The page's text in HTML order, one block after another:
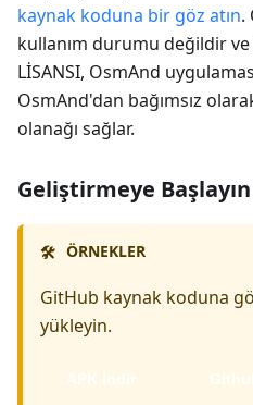
kaynak koduna bir göz atın.
kullanım durumu değildir
LİSANSI, OsmAnd
OsmAnd'dan bağımsız
olanağı sağlar.
Geliştirmeye Başlayın
🛠️ ÖRNEKLER
GitHub kaynak koduna
yükleyin.
APK İndir